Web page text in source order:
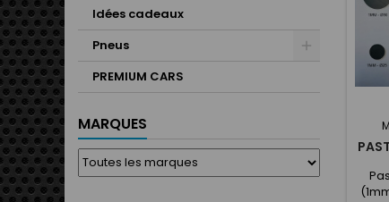
Idées cadeaux
Pneus
PREMIUM CARS
MARQUES